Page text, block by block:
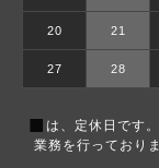
20 21
27 28
■ は、定休日です
業務を行っており